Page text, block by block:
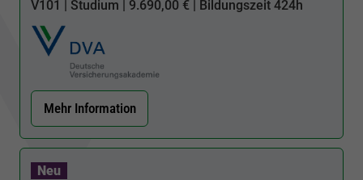
V101 | Studium | 9.690,00 € | Bildungszeit424h
Mehr Information
Neu